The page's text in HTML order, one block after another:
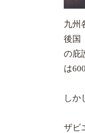
九州
後国
の庇
は
しか
ザビ